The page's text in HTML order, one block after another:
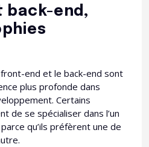
back-end,
end et le back-end sont
plus profonde dans
Certains
de se spécialiser dans l’un
qu’ils préfèrent une de